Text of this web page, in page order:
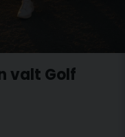
valt Golf